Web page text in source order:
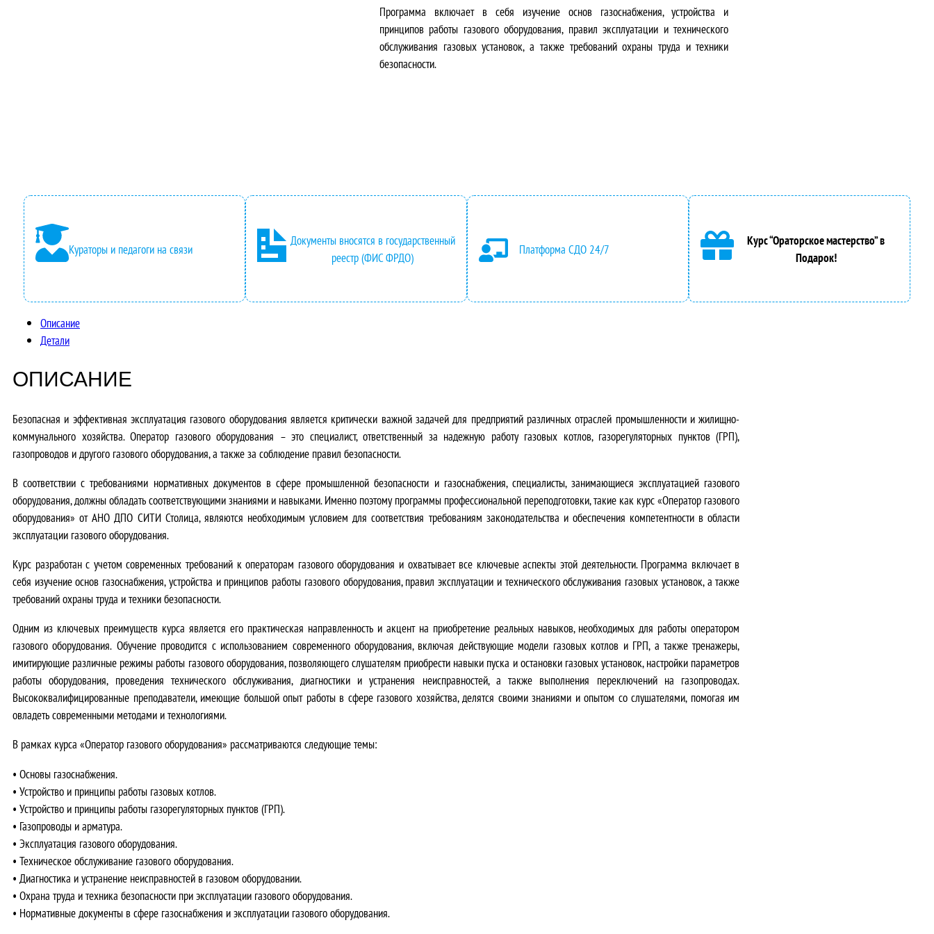
в
о
л
н
а
с
о
с
а
л
я
л
у
щ
н
,
0
₽
Программа включает в себя изучение основ газоснабжения, устройства и
принципов работы газового оборудования, правил эксплуатации и технического
обслуживания газовых установок, а также требований охраны труда и техники
безопасности.
Кураторы и педагоги на связи
Документы вносятся в государственный
реестр (ФИС ФРДО)
Платформа СДО 24/7
Курс “Ораторское мастерство” в
Подарок!
Описание
Детали
ОПИСАНИЕ
Безопасная и эффективная эксплуатация газового оборудования является критически важной задачей для предприятий различных отраслей промышленности и жилищно-
коммунального хозяйства.Оператор газового оборудования – это специалист, ответственный за надежную работу газовых котлов, газорегуляторных пунктов (ГРП),
газопроводов и другого газового оборудования, а также за соблюдение правил безопасности.
В соответствии с требованиями нормативных документов в сфере промышленной безопасности и газоснабжения, специалисты, занимающиеся эксплуатацией газового
оборудования, должны обладать соответствующими знаниями и навыками.Именно поэтому программы профессиональной переподготовки, такие как курс «Оператор газового
оборудования» от АНО ДПО СИТИ Столица, являются необходимым условием для соответствия требованиям законодательства и обеспечения компетентности в области
эксплуатации газового оборудования.
Курс разработан с учетом современных требований к операторам газового оборудования и охватывает все ключевые аспекты этой деятельности. Программа включает в
себя изучение основ газоснабжения, устройства и принципов работы газового оборудования, правил эксплуатации и технического обслуживания газовых установок, а также
требований охраны труда и техники безопасности.
Одним из ключевых преимуществ курса является его практическая направленность и акцент на приобретение реальных навыков, необходимых для работы оператором
газового оборудования. Обучение проводится с использованием современного оборудования, включая действующие модели газовых котлов и ГРП, а также тренажеры,
имитирующие различные режимы работы газового оборудования, позволяющего слушателям приобрести навыки пуска и остановки газовых установок, настройки параметров
работы оборудования, проведения технического обслуживания, диагностики и устранения неисправностей, а также выполнения переключений на газопроводах.
Высококвалифицированные преподаватели, имеющие большой опыт работы в сфере газового хозяйства, делятся своими знаниями и опытом со слушателями, помогая им
овладеть современными методами и технологиями.
В рамках курса «Оператор газового оборудования» рассматриваются следующие темы:
• Основы газоснабжения.
• Устройство и принципы работы газовых котлов.
• Устройство и принципы работы газорегуляторных пунктов (ГРП).
• Газопроводы и арматура.
• Эксплуатация газового оборудования.
• Техническое обслуживание газового оборудования.
• Диагностика и устранение неисправностей в газовом оборудовании.
• Охрана труда и техника безопасности при эксплуатации газового оборудования.
• Нормативные документы в сфере газоснабжения и эксплуатации газового оборудования.